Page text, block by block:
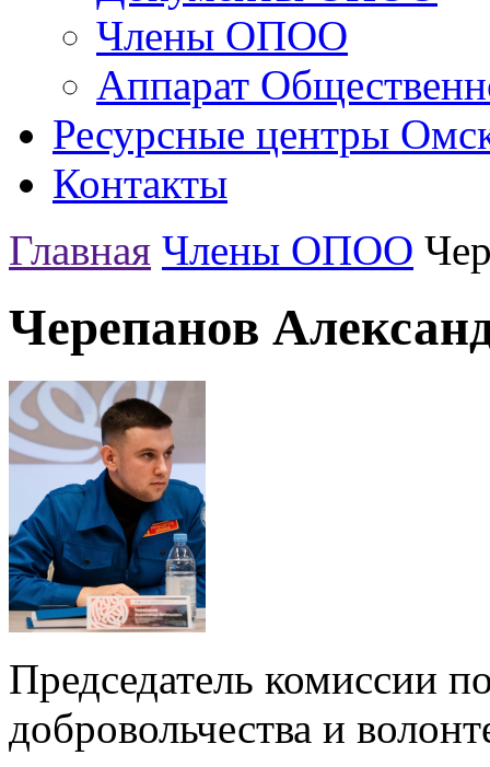
Члены ОПОО
Аппарат
Ресурсные центры
Контакты
Главная Члены ОПОО
Черепанов
Председатель комиссии
добровольчества и